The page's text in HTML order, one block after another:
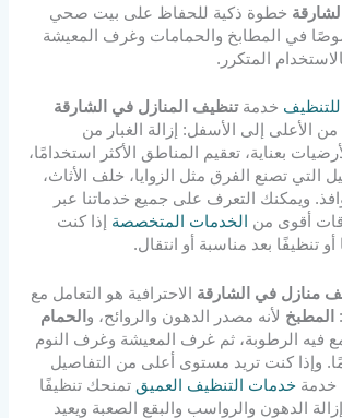
خطوة ذكية للحفاظ على بيت صحي
في المطابخ والحمامات وغرف المعيشة
المتكرر.
خدمةتنظيف المنازل في الشارقة
الأعلى إلى الأسفل: إزالة الغبار من
بعناية، تعقيم المناطق الأكثر استخدامًا،
التي تصنع الفرق مثل الزوايا، خلف الأثاث،
ويمكنك التعرف على جميع خدماتنا عبر
أقوى من الخدمات المتخصصة إذا كنت
تنظيفًا بعد مناسبة أو انتقال.
منازل في الشارقة الاحترافية هو التعامل مع
المطبخ لأنه مصدر الدهون والروائح، و الحمام
فيه الرطوبة، ثم غرف المعيشة وغرف النوم
وإذا كنت تريد مستوى أعلى من التفاصيل
خدمةخدمات التنظيف العميق تمنحك تنظيفًا
الدهون والرواسب والبقع الصعبة ويعيد